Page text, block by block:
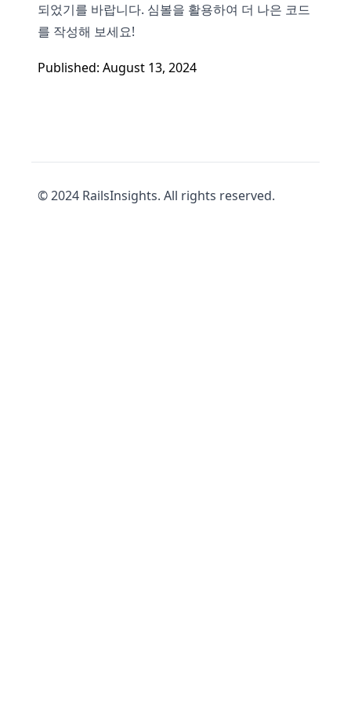
되었기를 바랍니다. 심볼을 활용하여 더 나은 코드
를 작성해 보세요!
Published: August 13, 2024
© 2024 RailsInsights. All rights reserved.